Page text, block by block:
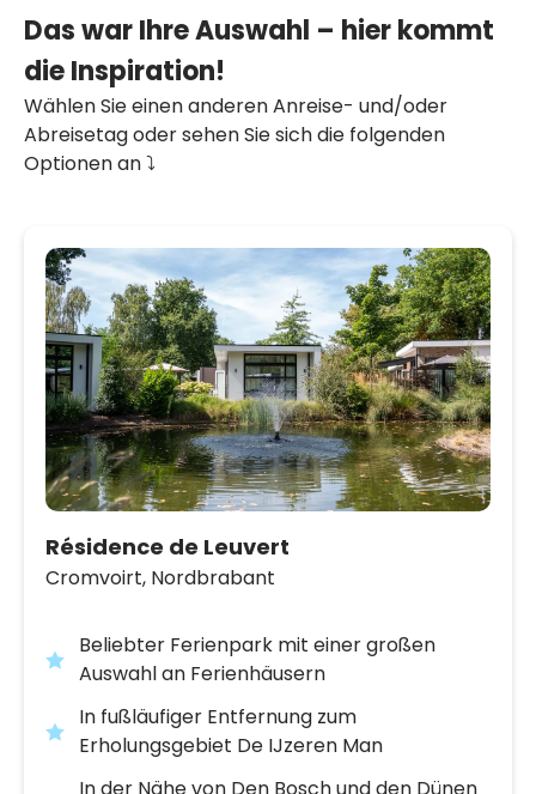
Das war Ihre Auswahl – hier kommt
die Inspiration!
Wählen Sie einen anderen Anreise- und/oder
Abreisetag oder sehen Sie sich die folgenden
Optionen an ⤵️
Résidence de Leuvert
Cromvoirt, Nordbrabant
Beliebter Ferienpark mit einer großen
Auswahl an Ferienhäusern
In fußläufiger Entfernung zum
Erholungsgebiet De IJzeren Man
In der Nähe von Den Bosch und den Dünen